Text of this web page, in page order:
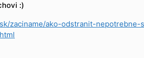
:)
zaciname/ako-odstranit-